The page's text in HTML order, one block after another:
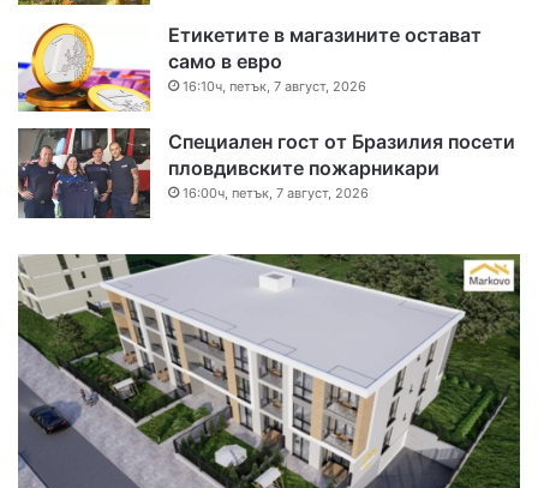
Етикетите в магазините остават
само в евро
16:10ч, петък, 7 август, 2026
Специален гост от Бразилия посети
пловдивските пожарникари
16:00ч, петък, 7 август, 2026